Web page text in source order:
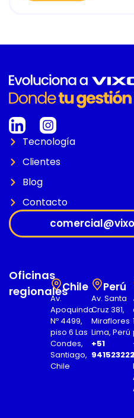
Tecnología
Clientes
Blog
Contacto
Oficinas
regionalesChile
Av.
Apoquindo
Nº 4499,
piso 6 Las
Condes,
Santiago,
Chile
Perú
Av. Santa
Cruz 381,
Miraflores
Lima, Perú
+51